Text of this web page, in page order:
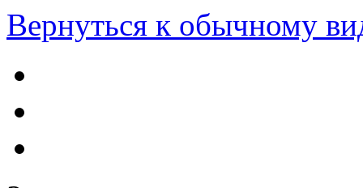
Вернуться к обычному